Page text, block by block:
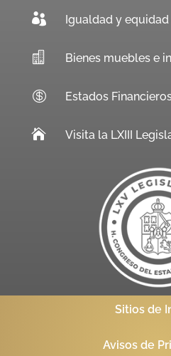
 Igualdad y equidad
 Bienes muebles e
 Estados
 Visita la LXIII
Sitios de
Avisos de